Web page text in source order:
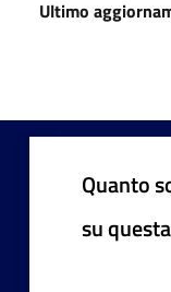
Ultimo
Quanto
su